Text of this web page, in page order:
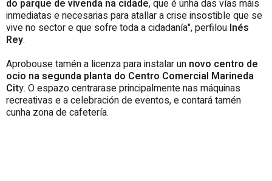
do parque de vivenda na cidade, que é unha das vías máis
inmediatas e necesarias para atallar a crise insostible que se
vive no sector e que sofre toda a cidadanía", perfilou Inés
Rey.
Aprobouse tamén a licenza para instalar un novo centro de
ocio na segunda planta do Centro Comercial Marineda
City. O espazo centrarase principalmente nas máquinas
recreativas e a celebración de eventos, e contará tamén
cunha zona de cafetería.